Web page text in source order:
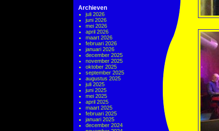
Archieven
juli 2026
juni 2026
mei 2026
april 2026
maart 2026
februari 2026
januari 2026
december 2025
november 2025
oktober 2025
september 2025
augustus 2025
juli 2025
juni 2025
mei 2025
april 2025
maart 2025
februari 2025
januari 2025
december 2024